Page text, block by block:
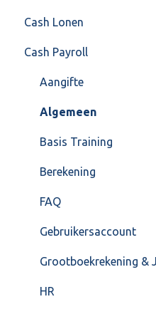
Algemeen
Formulierlayout
Verkoop
Voorraad
Overig
VoorraadService &
Cash Lonen
Algemeen
Inrichting
Jaarafsluiting
Salarisberekening
Overig
FAQ – Beëindiging
Cash Payroll
Aangifte
Algemeen
Basis Training
Berekening
FAQ
Gebruikersaccount
Grootboekrekening &
HR